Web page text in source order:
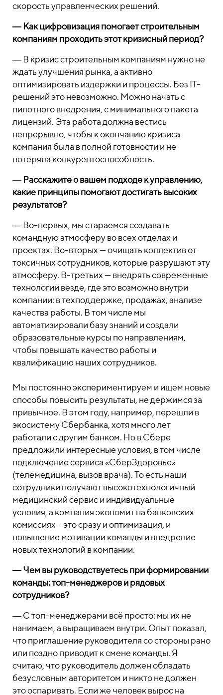
скорость управленческих решений.
― Как цифровизация помогает строительным
компаниям проходить этот кризисный период?
― В кризис строительным компаниям нужно не
ждать улучшения рынка, а активно
оптимизировать издержки и процессы. Без IT-
решений это невозможно. Можно начать с
пилотного внедрения, с минимального пакета
лицензий. Эта работа должна вестись
непрерывно, чтобы к окончанию кризиса
компания была в полной готовности и не
потеряла конкурентоспособность.
― Расскажите о вашем подходе к управлению,
какие принципы помогают достигать высоких
результатов?
― Во-первых, мы стараемся создавать
командную атмосферу во всех отделах и
проектах. Во-вторых — очищать коллектив от
токсичных сотрудников, которые разрушают эту
атмосферу. В-третьих — внедрять современные
технологии везде, где это возможно внутри
компании: в техподдержке, продажах, анализе
качества работы. В том числе мы
автоматизировали базу знаний и создали
образовательные курсы по направлениям,
чтобы повышать качество работы и
квалификацию наших сотрудников.
Мы постоянно экспериментируем и ищем новые
способы повысить результаты, не держимся за
привычное. В этом году, например, перешли в
экосистему Сбербанка, хотя много лет
работали с другим банком. Но в Сбере
предложили интересные условия, в том числе
подключение сервиса «СберЗдоровье»
(телемедицина, вызов врача). То есть наши
сотрудники получают высокотехнологичный
медицинский сервис и индивидуальные
условия, а компания экономит на банковских
комиссиях – это сразу и оптимизация, и
повышение мотивации команды и внедрение
новых технологий в компании.
― Чем вы руководствуетесь при формировании
команды: топ-менеджеров и рядовых
сотрудников?
― С топ-менеджерами всё просто: мы их не
нанимаем, а выращиваем внутри. Опыт показал,
что приглашение руководителя со стороны рано
или поздно приводит к смене команды. Я
считаю, что руководитель должен обладать
безусловным авторитетом и никто не должен
это оспаривать. Если же человек вырос на